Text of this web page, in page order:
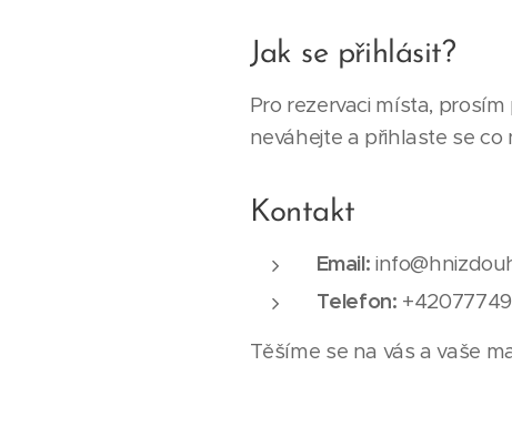
Jak se přihlásit?
Pro rezervaci místa,
neváhejte a přihlaste se co
Kontakt
Email:
Telefon:
Těšíme se na vás a vaše